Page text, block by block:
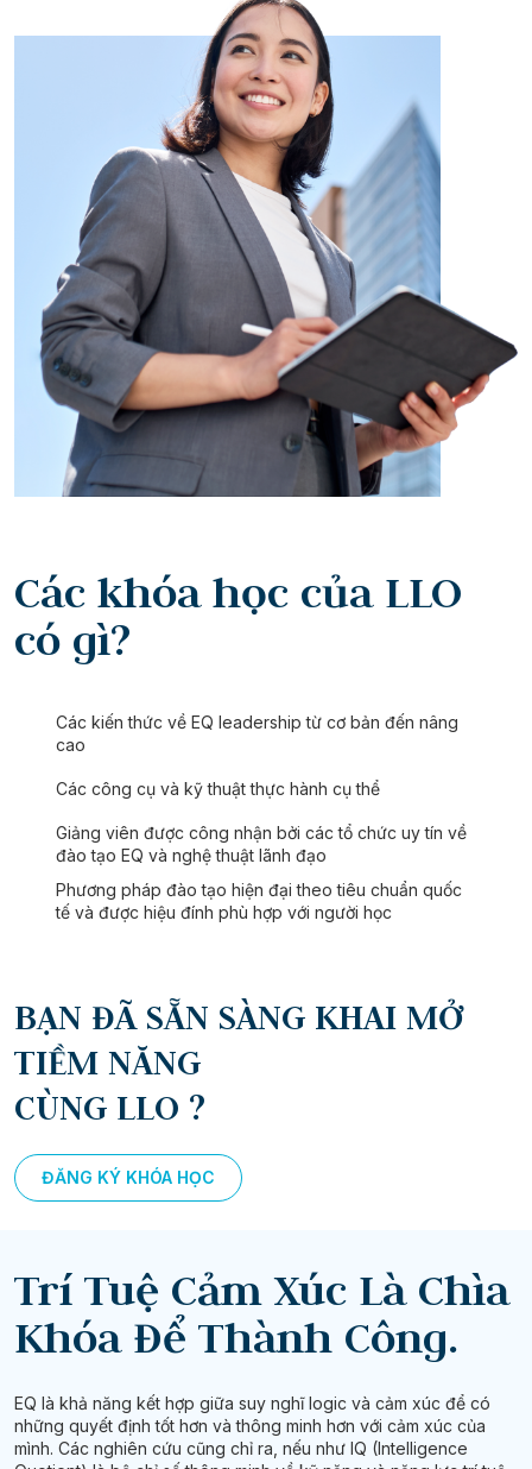
Các khóa học của LLO
có gì?
Các kiến thức về EQ leadership từ cơ bản đến nâng
cao
Các công cụ và kỹ thuật thực hành cụ thể
Giảng viên được công nhận bởi các tổ chức uy tín về
đào tạo EQ và nghệ thuật lãnh đạo
Phương pháp đào tạo hiện đại theo tiêu chuẩn quốc
tế và được hiệu đính phù hợp với người học
BẠN ĐÃ SẴN SÀNG KHAI MỞ
TIỀM NĂNG
CÙNG LLO ?
ĐĂNG KÝ KHÓA HỌC
Trí Tuệ Cảm Xúc Là Chìa
Khóa Để Thành Công.
EQ là khả năng kết hợp giữa suy nghĩ logic và cảm xúc để có
những quyết định tốt hơn và thông minh hơn với cảm xúc của
mình. Các nghiên cứu cũng chỉ ra, nếu như IQ (Intelligence